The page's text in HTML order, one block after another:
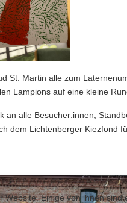
St. Martin alle zum
Lampions auf eine kleine
an alle Besucher:innen,
dem Lichtenberger Kiezfond
Website. Einige von ihnen